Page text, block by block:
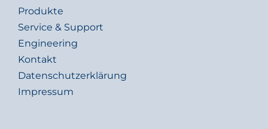
Produkte
Service & Support
Engineering
Kontakt
Datenschutzerklärung
Impressum